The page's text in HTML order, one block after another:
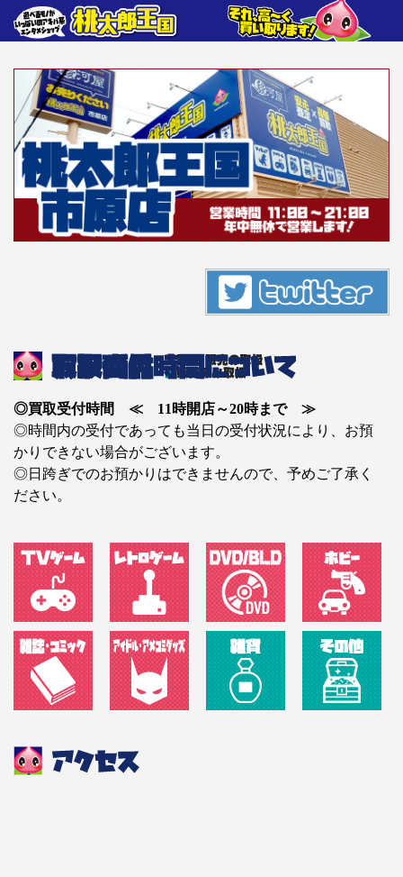
◎買取受付時間 ≪ 11時開店～20時まで ≫
◎時間内の受付であっても当日の受付状況により、お預
かりできない場合がございます。
◎日跨ぎでのお預かりはできませんので、予めご了承く
ださい。